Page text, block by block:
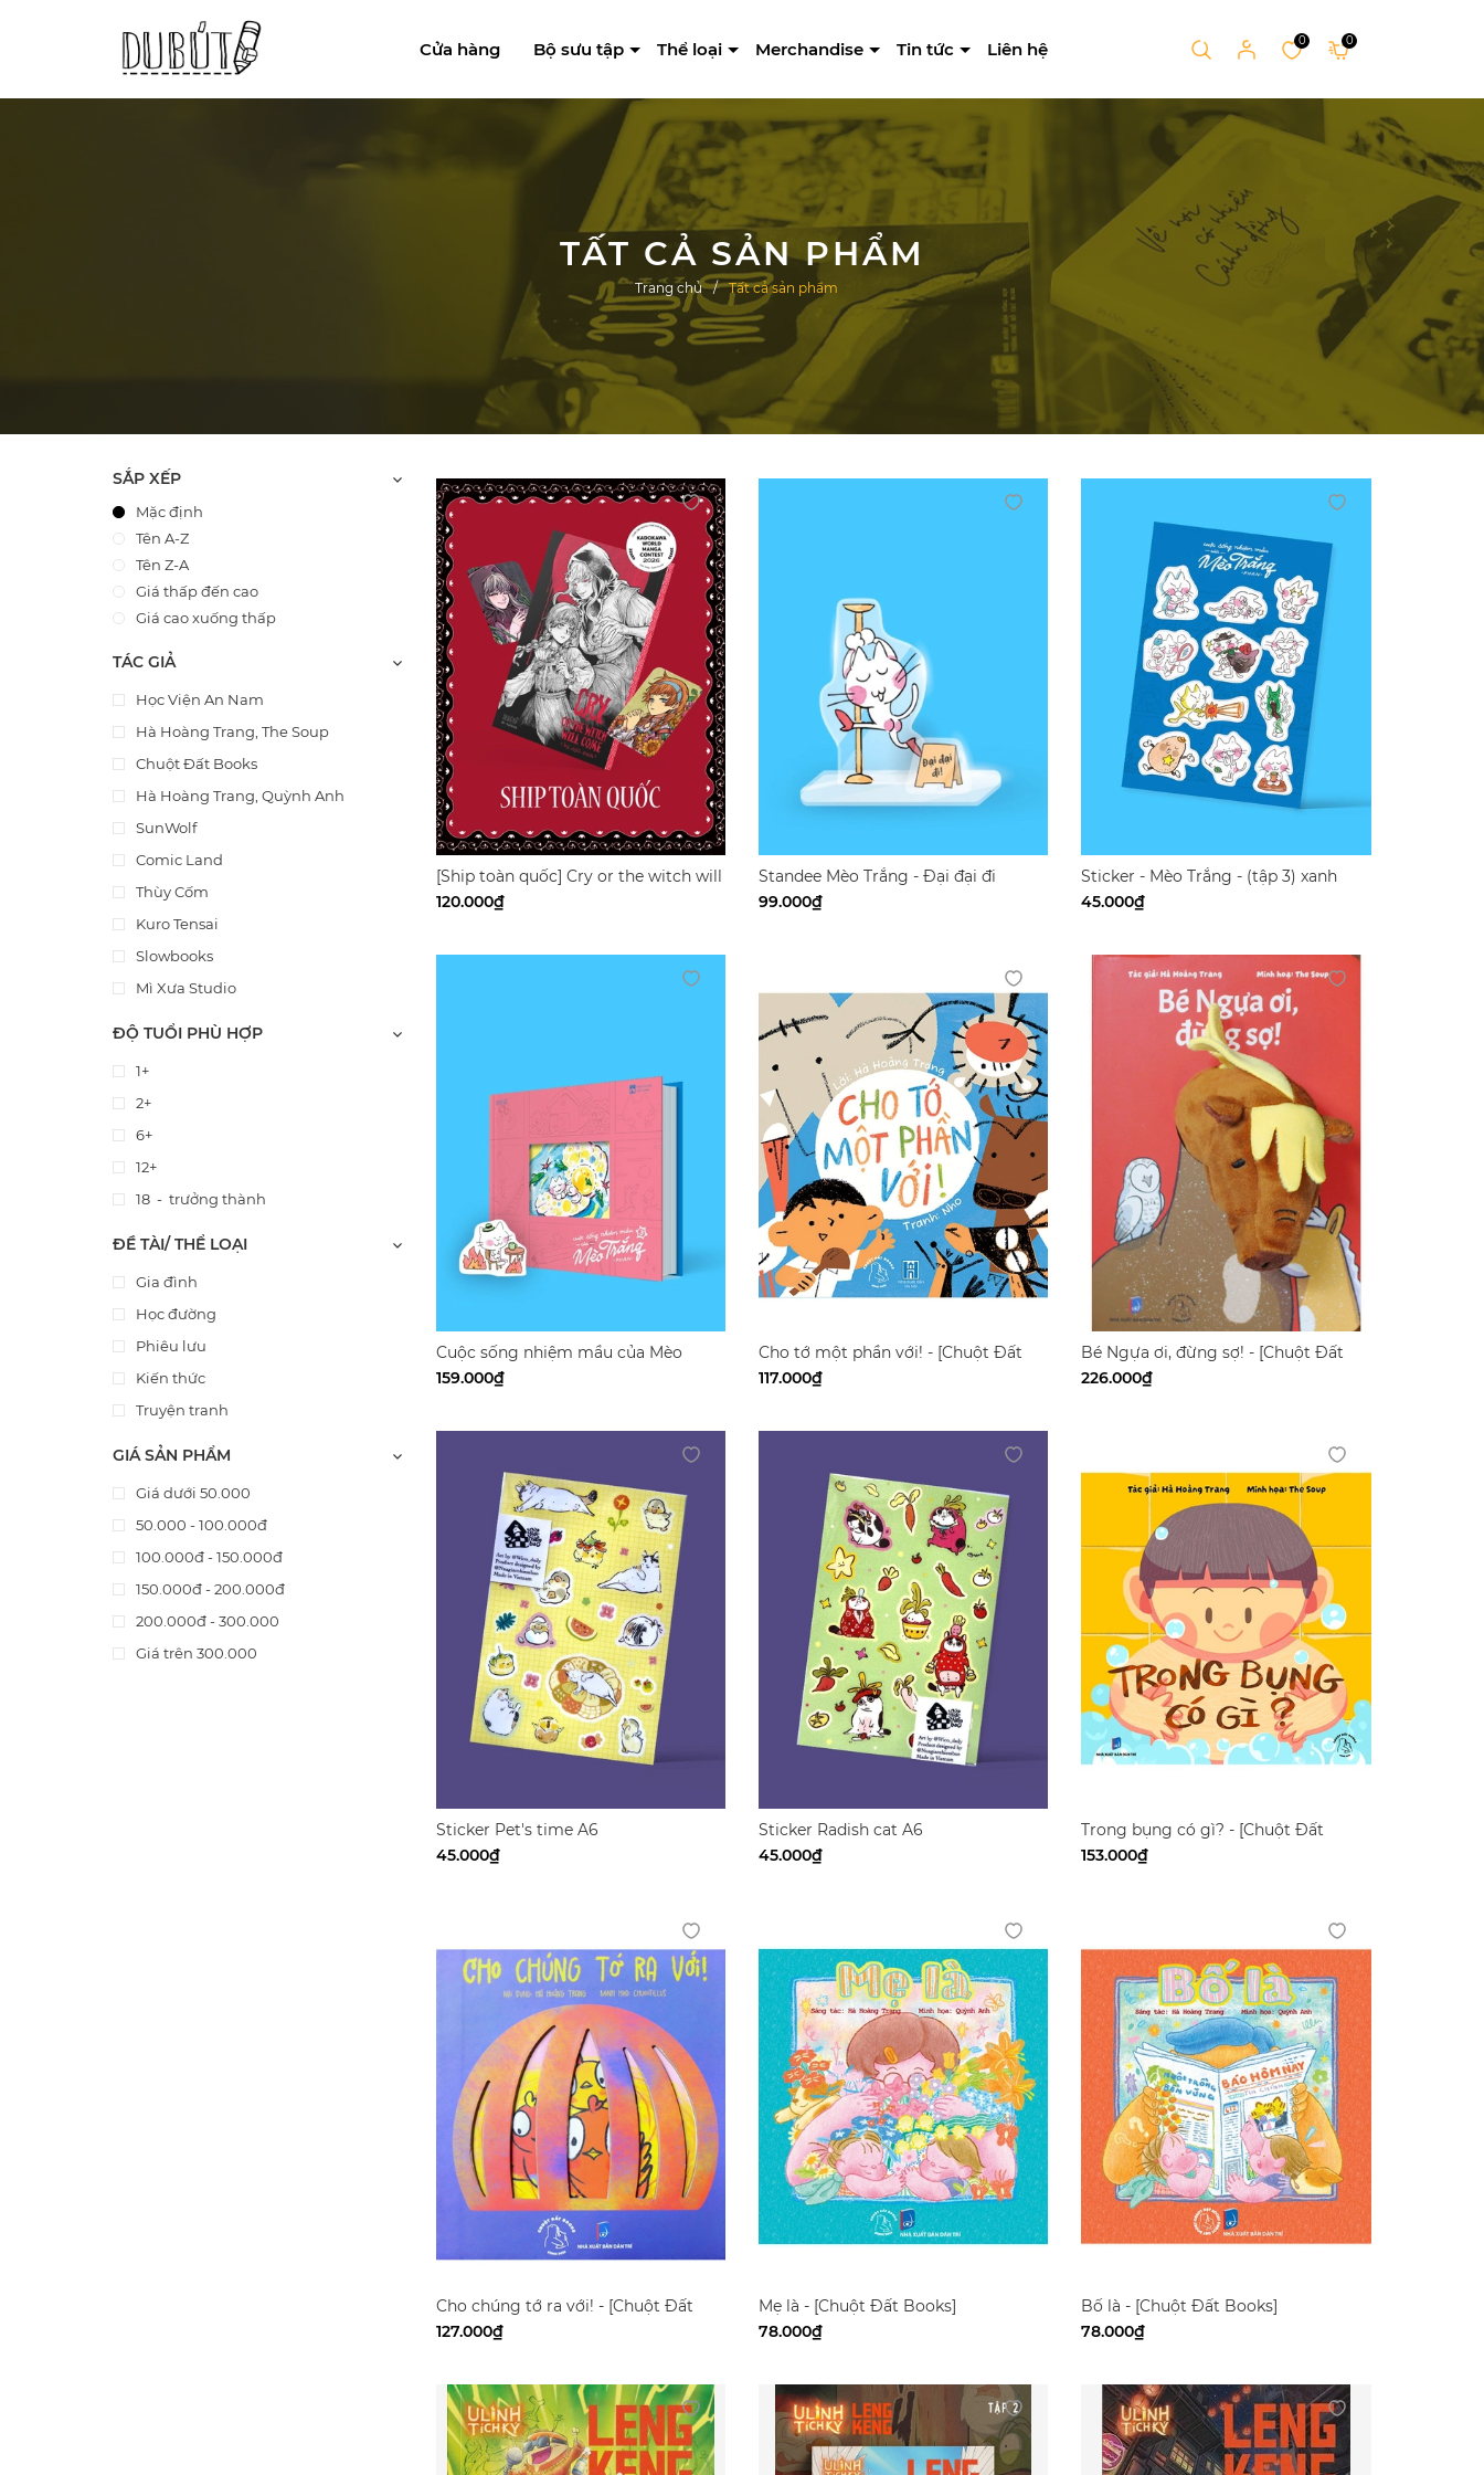
Cửa hàng Bộ sưu tập Thể loại Merchandise Tin tức Liên hệ 0 0
TẤT CẢ SẢN PHẨM
Trang chủ Tất cả sản phẩm
SẮP XẾP
Mặc định
Tên A-Z
Tên Z-A
Giá thấp đến cao
Giá cao xuống thấp
TÁC GIẢ
Học Viện An Nam
Hà Hoàng Trang, The Soup
Chuột Đất Books
Hà Hoàng Trang, Quỳnh Anh
SunWolf
Comic Land
Thùy Cốm
Kuro Tensai
Slowbooks
Mì Xưa Studio
Scott McCloud
Lê Hoàng Phương
Lê Huỳnh Đức
Tùng Lâm
Nicky Khánh Ngọc
Sithzam
Nguyễn Thùy Dung
Worry Lines
Brain Huy
Thuỳ Cốm
Người thám hiểm vô danh
Nhiều tác giả
Kristen W.Larson
ĐỘ TUỔI PHÙ HỢP
1+
2+
6+
12+
18 - trưởng thành
ĐỀ TÀI/ THỂ LOẠI
Gia đình
Học đường
Phiêu lưu
Kiến thức
Truyện tranh
GIÁ SẢN PHẨM
Giá dưới 50.000
50.000 - 100.000đ
100.000đ - 150.000đ
150.000đ - 200.000đ
200.000đ - 300.000
Giá trên 300.000
[Ship toàn quốc] Cry or the witch will
come (Hobby Horizon Limited)
120.000₫
Standee Mèo Trắng - Đại đại đi
99.000₫
Sticker - Mèo Trắng - (tập 3) xanh
45.000₫
Cuộc sống nhiệm mầu của Mèo
Trắng - tập 3
159.000₫
Cho tớ một phần với! - [Chuột Đất
Books]
117.000₫
Bé Ngựa ơi, đừng sợ! - [Chuột Đất
Books]
226.000₫
Sticker Pet's time A6
45.000₫
Sticker Radish cat A6
45.000₫
Trong bụng có gì? - [Chuột Đất
Books]
153.000₫
Cho chúng tớ ra với! - [Chuột Đất
Books]
127.000₫
Mẹ là - [Chuột Đất Books]
78.000₫
Bố là - [Chuột Đất Books]
78.000₫